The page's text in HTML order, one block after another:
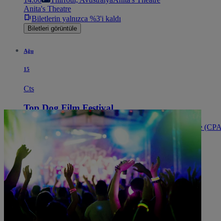
Anita's Theatre
Biletlerin yalnızca %3'i kaldı
Biletleri görüntüle
Ağu
15
Cts
Top Dog Film Festival
Cairns, AvustralyaCairns Performing Arts Centre
Cairns Performing Arts Centre (CPAC)